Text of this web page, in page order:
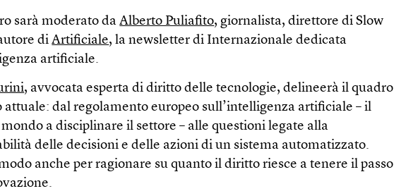
sarà moderato daAlberto Puliafito, giornalista, direttore di Slow
diArtificiale, la newsletter di Internazionale dedicata
artificiale.
, avvocata esperta di diritto delle tecnologie, delineerà il quadro
attuale: dal regolamento europeo sull’intelligenza artificiale – il
a disciplinare il settore – alle questioni legate alla
delle decisioni e delle azioni di un sistema automatizzato.
anche per ragionare su quanto il diritto riesce a tenere il passo